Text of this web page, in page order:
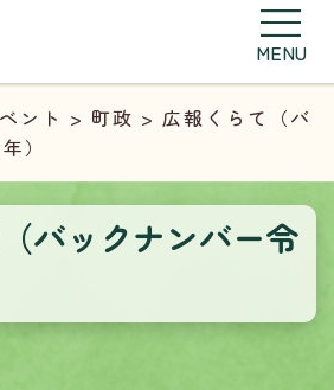
MENU
ント > 町政 > 広報くらて（バ
）
バックナンバー令